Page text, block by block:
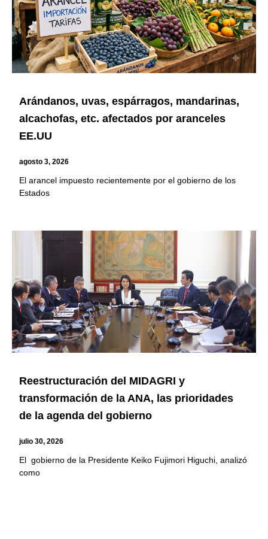
Arándanos, uvas, espárragos, mandarinas,
alcachofas, etc. afectados por aranceles
EE.UU
agosto 3, 2026
El arancel impuesto recientemente por el gobierno de los
Estados
Reestructuración del MIDAGRI y
transformación de la ANA, las prioridades
de la agenda del gobierno
julio 30, 2026
El gobierno de la Presidente Keiko Fujimori Higuchi, analizó
como